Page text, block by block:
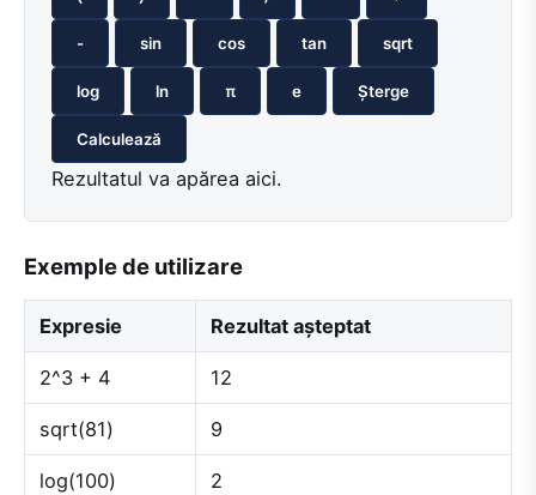
- sin cos tan sqrt
log ln π e Șterge
Calculează
Rezultatul va apărea aici.
Exemple de utilizare
Expresie Rezultat așteptat
2^3 + 4 12
sqrt(81) 9
log(100) 2